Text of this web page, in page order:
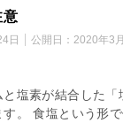
意
日 公開日： 2020年3
塩素が結合した「
。 食塩という形